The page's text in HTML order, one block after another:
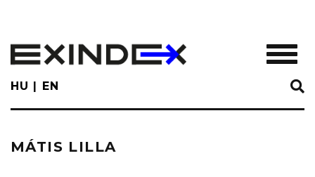
main
content
HU EN
MÁTIS LILLA